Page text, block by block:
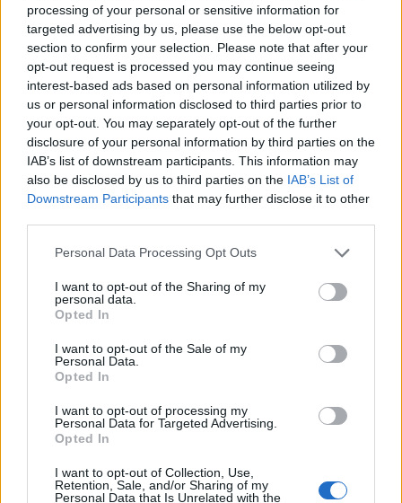
processing of your personal or sensitive information for
targeted advertising by us, please use the below opt-out
section to confirm your selection. Please note that after your
opt-out request is processed you may continue seeing
interest-based ads based on personal information utilized by
us or personal information disclosed to third parties prior to
your opt-out. You may separately opt-out of the further
disclosure of your personal information by third parties on the
IAB’s list of downstream participants. This information may
also be disclosed by us to third parties on the IAB’s List of
Downstream Participants that may further disclose it to other
Personal Data Processing Opt Outs
I want to opt-out of the Sharing of my
personal data.
Opted In
I want to opt-out of the Sale of my
Personal Data.
Opted In
I want to opt-out of processing my
Personal Data for Targeted Advertising.
Opted In
I want to opt-out of Collection, Use,
Retention, Sale, and/or Sharing of my
Personal Data that Is Unrelated with the
Prenumerera Logga in
{} [+]
COMMENTS
äldsta
Anki
6 år sedan
Ystad är fin stad, besök då Grändens Mat.